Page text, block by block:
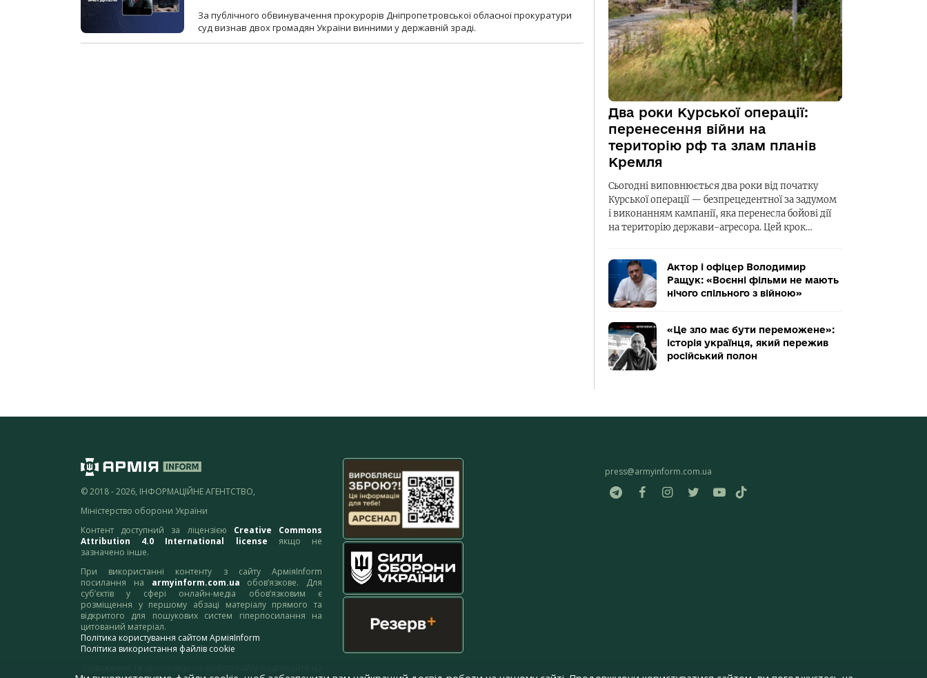
За публічного обвинувачення прокурорів Дніпропетровської обласної прокуратури
суд визнав двох громадян України винними у державній зраді.
Два роки Курської операції:
перенесення війни на
територію рф та злам планів
Кремля
Сьогодні виповнюється два роки від початку
Курської операції — безпрецедентної за задумом
і виконанням кампанії, яка перенесла бойові дії
на територію держави-агресора. Цей крок…
Актор і офіцер Володимир
Ращук: «Воєнні фільми не мають
нічого спільного з війною»
«Це зло має бути переможене»:
історія українця, який пережив
російський полон
© 2018 - 2026, ІНФОРМАЦІЙНЕ АГЕНТСТВО,
Міністерство оборони України
Контент доступний за ліцензією Creative Commons
Attribution 4.0 International license якщо не
зазначено інше.
При використанні контенту з сайту АрміяInform
посилання на armyinform.com.ua обов’язкове. Для
суб’єктів у сфері онлайн-медіа обов’язковим є
розміщення у першому абзаці матеріалу прямого та
відкритого для пошукових систем гіперпосилання на
цитований матеріал.
Політика користування сайтом АрміяInform
Політика використання файлів cookie
press@armyinform.com.ua